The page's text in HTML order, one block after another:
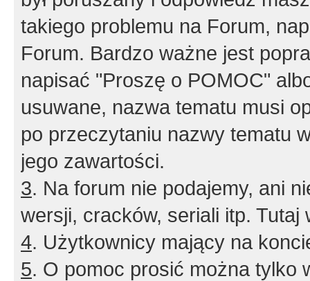
takiego problemu na Forum,
Forum. Bardzo ważne jest
napisać "Proszę o POMOC"
usuwane, nazwa tematu musi
po przeczytaniu nazwy tematu
jego zawartości.
3. Na forum nie podajemy, ani
wersji, cracków, seriali itp. Tutaj
4. Użytkownicy mający na
5. O pomoc prosić można tylko